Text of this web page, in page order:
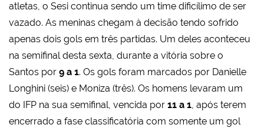
atletas, o Sesi continua sendo um time dificílimo de ser
vazado. As meninas chegam à decisão tendo sofrido
apenas dois gols em três partidas. Um deles aconteceu
na semifinal desta sexta, durante a vitória sobre o
Santos por 9 a 1. Os gols foram marcados por Danielle
Longhini (seis) e Moniza (três). Os homens levaram um
do IFP na sua semifinal, vencida por 11 a 1, após terem
encerrado a fase classificatória com somente um gol